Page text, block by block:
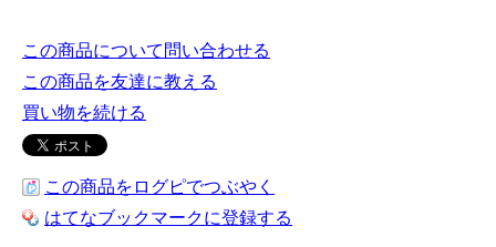
この商品について問い合わせる
この商品を友達に教える
買い物を続ける
この商品をログピでつぶやく
はてなブックマークに登録する